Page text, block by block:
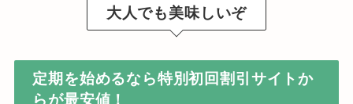
大人でも美味しいぞ
定期を始めるなら特別初回割引サイトか
らが最安値！